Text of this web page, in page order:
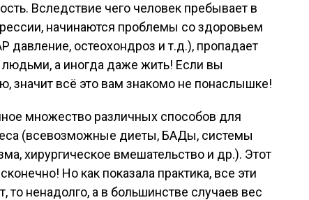
Вследствие чего человек пребывает в
начинаются проблемы со здоровьем
остеохондроз и т.д.), пропадает
а иногда даже жить! Если вы
значит всё это вам знакомо не понаслышке!
множество различных способов для
(всевозможные диеты, БАДы, системы
хирургическое вмешательство и др.). Этот
Но как показала практика, все эти
то ненадолго, а в большинстве случаев вес